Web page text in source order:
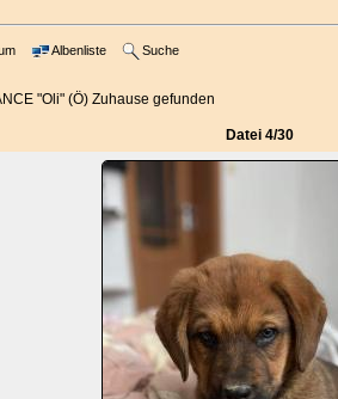
Albenliste Suche
"Oli" (Ö) Zuhause gefunden
Datei 4/30